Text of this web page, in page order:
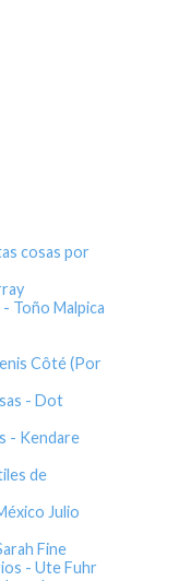
cosas por
- Toño Malpica
Côté (Por
- Dot
- Kendare
de
Julio
Fine
- Ute Fuhr